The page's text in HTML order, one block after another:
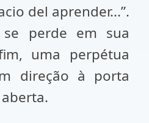
del aprender...”.
se perde em sua
uma perpétua
direção à porta